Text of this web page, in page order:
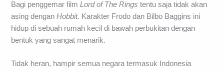
Bagi penggemar filmLord of The Rings tentu saja tidak akan
asing denganHobbit. Karakter Frodo dan Bilbo Baggins ini
hidup di sebuah rumah kecil di bawah perbukitan dengan
bentuk yang sangat menarik.
Tidak heran, hampir semua negara termasuk Indonesia